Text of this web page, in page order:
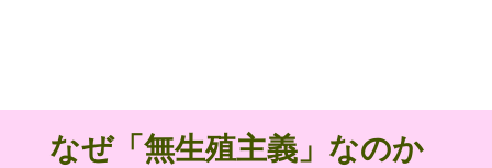
​なぜ「無生殖主義」なのか